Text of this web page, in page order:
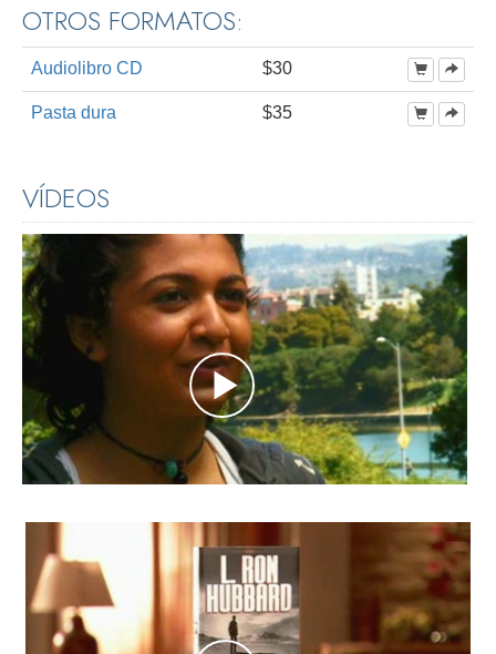
OTROS FORMATOS:
Audiolibro CD $30
Pasta dura $35
VÍDEOS